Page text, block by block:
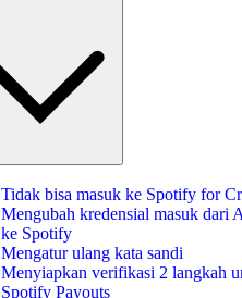
Tidak bisa masuk ke Spotify for
Mengubah kredensial masuk dari
ke Spotify
Mengatur ulang kata sandi
Menyiapkan verifikasi 2 langkah
Spotify Payouts